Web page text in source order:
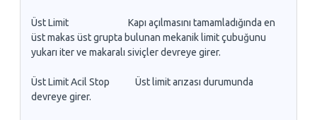
Üst Limit Kapı açılmasını tamamladığında en
üst makas üst grupta bulunan mekanik limit çubuğunu
yukarı iter ve makaralı siviçler devreye girer.
Üst Limit Acil Stop Üst limit arızası durumunda
devreye girer.